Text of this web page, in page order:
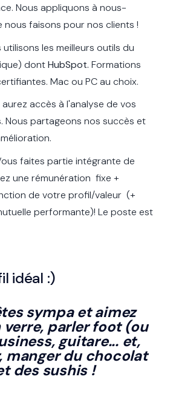
Nous appliquons à nous-
nous faisons pour nos clients !
utilisons les meilleurs outils du
dontHubSpot. Formations
Mac ou PC au choix.
aurez accès à l'analyse de vos
Nous partageons nos succès et
faites partie intégrante de
une rémunération fixe +
de votre profil/valeur (+
performante)! Le poste est
idéal :)
sympa et aimez
parler foot (ou
guitare... et,
manger du chocolat
des sushis !